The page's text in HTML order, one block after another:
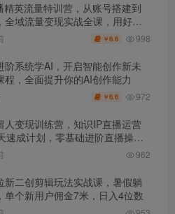
精英流量特训营，从账号搭建到
全域流量变现实战全课，用好工
单
￥6.6 998
阶系统学AI，开启智能创作新未
程，全面提升你的AI创作能力
￥6.6 972
人变现训练营，知识IP直播运营
速成计划，零基础进阶直播操盘
962
新二创剪辑玩法实战课，暑假躺
单个新用户佣金7米，日入4位数